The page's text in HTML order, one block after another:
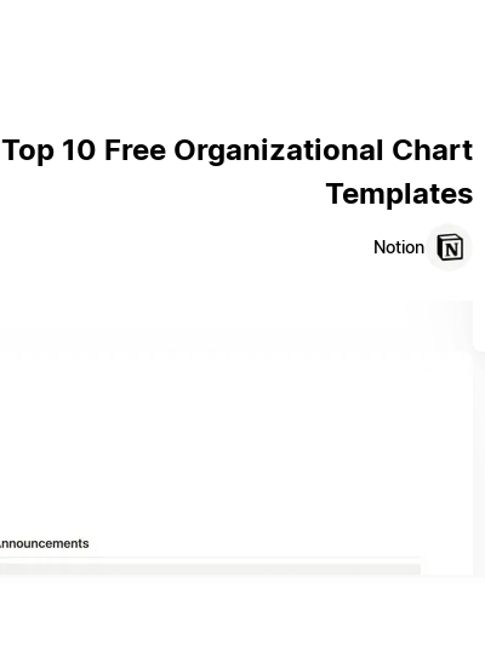
Top 10 Free Organizational Chart
Templates
Notion